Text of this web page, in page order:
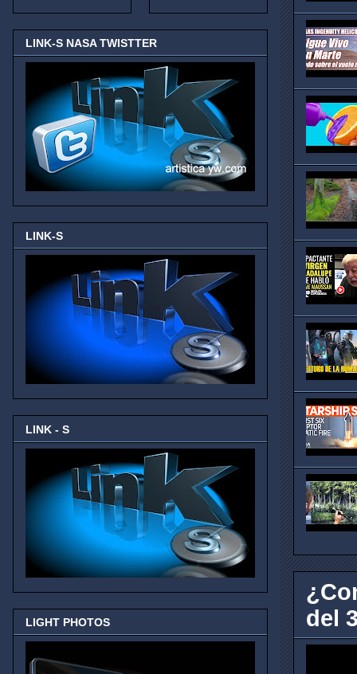
del
LINK-S NASA TWISTTER
LINK-S
LINK - S
LIGHT PHOTOS